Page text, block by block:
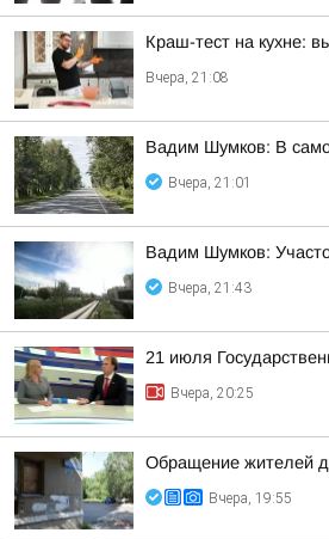
Краш-тест на кухне:
Вчера, 21:08
Вадим Шумков: В
Вчера, 21:01
Вадим Шумков:
Вчера, 21:43
21 июля
Вчера, 20:25
Обращение жителей
Вчера, 19:55